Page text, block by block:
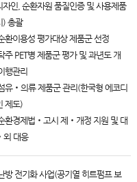
자인, 순환자원 품질인증 및 사용제품
) 총괄
환이용성 평가대상 제품군 선정
주 PET병 제품군 평가 및 과년도 개
행관리
유‧의류 제품군 관리(한국형 에코디
제도)
환경제법‧고시 제‧개정 지원 및 대
대응
방 전기화 사업(공기열 히트펌프 보